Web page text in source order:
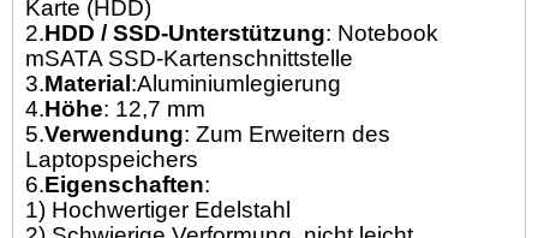
Karte (HDD)
2.HDD / SSD-Unterstützung: Notebook
mSATA SSD-Kartenschnittstelle
3.Material :Aluminiumlegierung
4.Höhe: 12,7 mm
5.Verwendung: Zum Erweitern des
Laptopspeichers
6.Eigenschaften:
1) Hochwertiger Edelstahl